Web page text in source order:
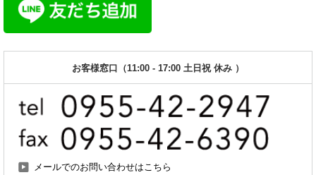
お客様窓口（11:00 - 17:00 土日祝 休み ）
メールでのお問い合わせはこちら